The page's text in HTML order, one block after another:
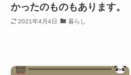
かったのものもあります。
2021年4月4日 暮らし